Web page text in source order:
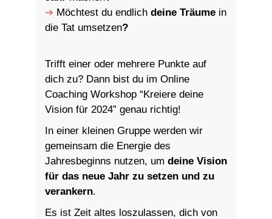
➔ Möchtest du endlich deine Träume in
die Tat umsetzen?
Trifft einer oder mehrere Punkte auf
dich zu? Dann bist du im Online
Coaching Workshop “Kreiere deine
Vision für 2024” genau richtig!
In einer kleinen Gruppe werden wir
gemeinsam die Energie des
Jahresbeginns nutzen, um deine Vision
für das neue Jahr zu setzen und zu
verankern.
Es ist Zeit altes loszulassen, dich von